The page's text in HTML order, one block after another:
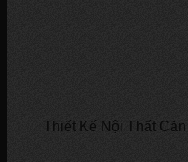
Thiết Kế Nội Thất